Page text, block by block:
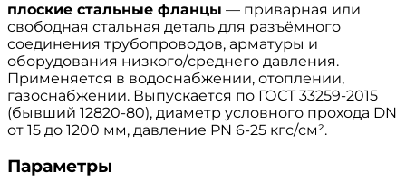
плоские стальные фланцы — приварная или
свободная стальная деталь для разъёмного
соединения трубопроводов, арматуры и
оборудования низкого/среднего давления.
Применяется в водоснабжении, отоплении,
газоснабжении. Выпускается по ГОСТ 33259-2015
(бывший 12820-80), диаметр условного прохода DN
от 15 до 1200 мм, давление PN 6-25 кгс/см².
Параметры